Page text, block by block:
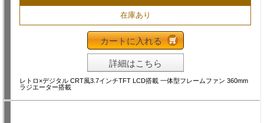
在庫あり
カートに入れる
詳細はこちら
レトロ×デジタル CRT風3.7インチTFT LCD搭載 一体型フレームファン 360mm
ラジエーター搭載